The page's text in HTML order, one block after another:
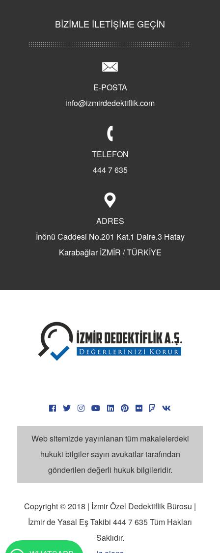
BİZİMLE İLETİŞİME GEÇİN
E-POSTA
info@izmirdedektiflik.com
TELEFON
444 7 635
ADRES
İnönü Caddesi No.201 Kat.1 Daire.3 Hatay
Karabağlar İZMİR / TÜRKİYE
Web sitemizde yayınlanan tüm makalelerdeki
hukuki bilgiler sayın avukatlar tarafından
gönderilen değerli hukuk bilgileridir.
Copyright © 2018 | İzmir Özel Dedektiflik Bürosu |
İzmir de Yasal Eş Takibi 444 7 635 Tüm Hakları
Saklıdır.